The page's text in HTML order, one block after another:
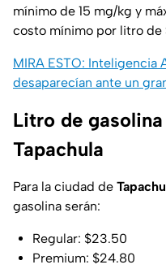
mínimo de 15 mg/kg y
costo mínimo por litro de
MIRA ESTO:
desaparecían ante un
Litro de
Tapachula
Para la ciudad de
gasolina serán:
Regular: $23.50
Premium: $24.80